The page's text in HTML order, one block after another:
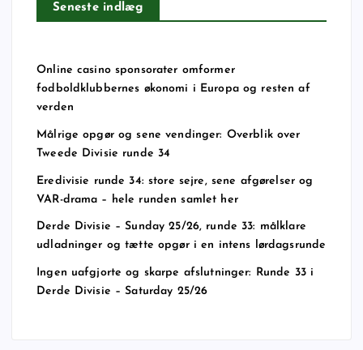
Seneste indlæg
Online casino sponsorater omformer
fodboldklubbernes økonomi i Europa og resten af
verden
Målrige opgør og sene vendinger: Overblik over
Tweede Divisie runde 34
Eredivisie runde 34: store sejre, sene afgørelser og
VAR-drama – hele runden samlet her
Derde Divisie – Sunday 25/26, runde 33: målklare
udladninger og tætte opgør i en intens lørdagsrunde
Ingen uafgjorte og skarpe afslutninger: Runde 33 i
Derde Divisie – Saturday 25/26